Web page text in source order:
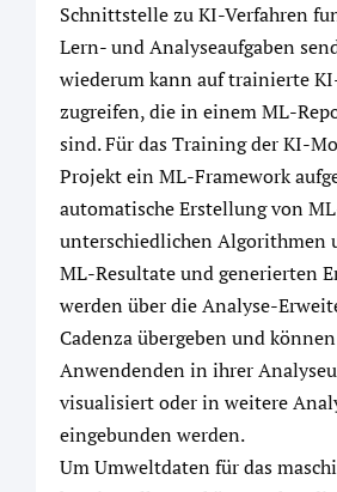
Schnittstelle zu KI-Verfahren
Lern- und Analyseaufgaben
wiederum kann auf trainierte
zugreifen, die in einem ML-
sind. Für das Training der KI-
Projekt ein ML-Framework
automatische Erstellung von
unterschiedlichen Algorithmen
ML-Resultate und generierten
werden über die Analyse-
Cadenza übergeben und
Anwendenden in ihrer
visualisiert oder in weitere
eingebunden werden.
Um Umweltdaten für das